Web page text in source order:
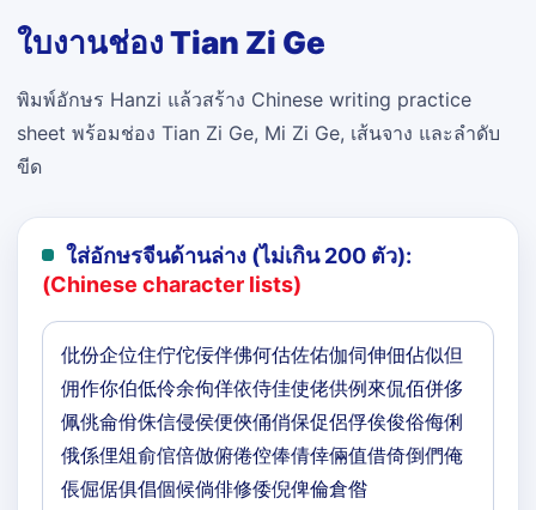
ใบงานช่อง Tian Zi Ge
พิมพ์อักษร Hanzi แล้วสร้าง Chinese writing practice
sheet พร้อมช่อง Tian Zi Ge, Mi Zi Ge, เส้นจาง และลำดับ
ขีด
ใส่อักษรจีนด้านล่าง (ไม่เกิน 200 ตัว):
(Chinese character lists)